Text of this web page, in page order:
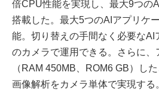
倍CPU性能を実現し、最大9つの
搭載した。最大5つのAIアプリケ
能。切り替えの手間なく必要なAI
のカメラで運用できる。さらに
（RAM 450MB、ROM6 GB）し
画像解析をカメラ単体で実現する